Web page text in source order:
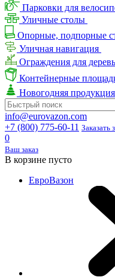
Парковки для
Уличные столы
Опорные, подпорные
Уличная навигация
Ограждения для
Контейнерные
Новогодняя продукция
info@eurovazon.com
+7 (800) 775-60-11 Заказать
0
Ваш заказ
В корзине пусто
ЕвроВазон